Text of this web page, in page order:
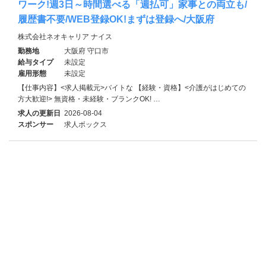
ワーク!週3日～時間選べる「週払可」家事との両立も/
履歴書不要/WEB登録OK!まずは登録へ/大阪府
株式会社ネオキャリア ナイス
勤務地
大阪府 守口市
給与タイプ
未設定
雇用形態
未設定
【仕事内容】<求人掲載元>バイトな 【経験・資格】<介護がはじめての
方大歓迎!> 無資格・未経験・ブランクOK! …
求人の更新日 2026-08-04
スポンサー
求人ボックス